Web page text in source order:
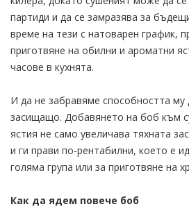
партиди и да се замразява за
време на тези с натоварен график,
приготвяне на обилни и ароматни
часове в кухнята.
И да не забравяме способността му
засищащо. Добавянето на боб към
ястия не само увеличава тяхната
и ги прави по-рентабилни, което е
голяма група или за приготвяне на
Как да ядем повече боб